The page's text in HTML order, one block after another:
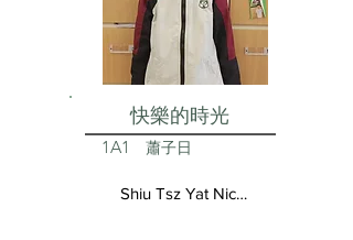
快樂的時光
1A1 蕭子日
Shiu Tsz Yat Nicolas